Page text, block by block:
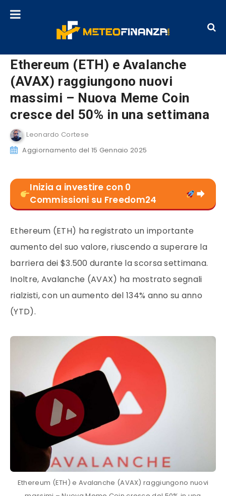
Ethereum (ETH) e Avalanche
(AVAX) raggiungono nuovi
massimi – Nuova Meme Coin
cresce del 50% in una settimana
Leonardo Cortese
Aggiornamento del 15 Gennaio 2025
Inizia a investire con 0
Commissioni su Freedom24
Ethereum (ETH) ha registrato un importante
aumento del suo valore, riuscendo a superare la
barriera dei $3.500 durante la scorsa settimana.
Inoltre, Avalanche (AVAX) ha mostrato segnali
rialzisti, con un aumento del 134% anno su anno
(YTD).
Ethereum (ETH) e Avalanche (AVAX) raggiungono nuovi